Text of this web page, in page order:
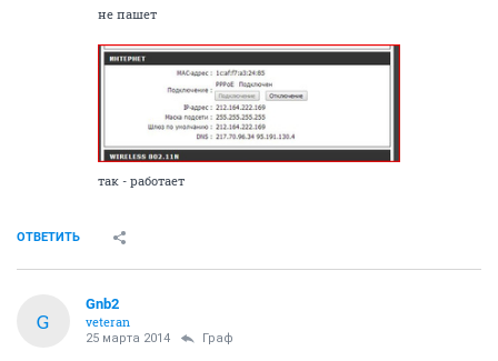
не пашет
так - работает
ОТВЕТИТЬ
G
Gnb2
veteran
25 марта 2014 Граф